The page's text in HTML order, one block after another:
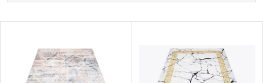
a
Abecedne